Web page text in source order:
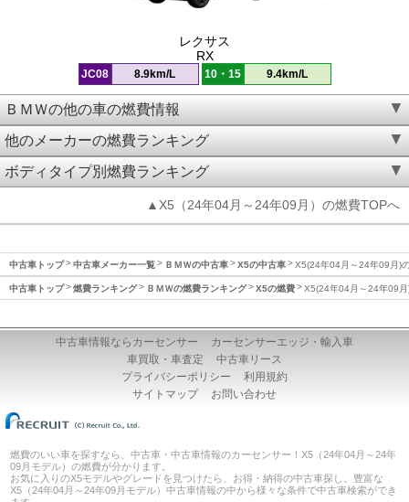
レクサス
RX
JC08 8.9km/L 10・15 9.4km/L
ＢＭＷの他の車の燃費情報
他のメーカーの燃費ランキング
ボディタイプ別燃費ランキング
▲X5（24年04月～24年09月）の燃費TOPへ
中古車トップ 中古車メーカー一覧 ＢＭＷの中古車 X5の中古車 X5(24年04月～24年09月)
中古車トップ 燃費ランキング ＢＭＷの燃費ランキング X5の燃費 X5(24年04月～24年09月
中古車情報ならカーセンサー
カーセンサーエッジ・輸入車
車買取・車査定
中古車リース
プライバシーポリシー
利用規約
サイトマップ
お問い合わせ
燃費のいい車を探すなら、中古車・中古車情報のカーセンサー！X5（24年04月～24年
09月モデル）の燃費が分かります。
お気に入りのX5モデルやグレードを見つけたら、お得・納得の中古車探し。豊富な
X5（24年04月～24年09月モデル）中古車情報の中から様々な条件で中古車検索ができ